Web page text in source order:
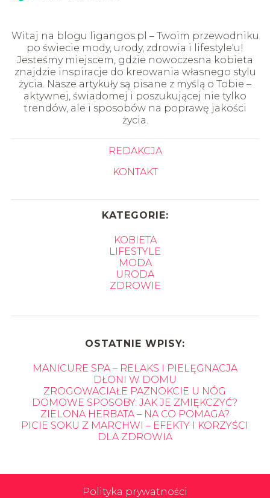
Witaj na blogu ligangos.pl – Twoim przewodniku
po świecie mody, urody, zdrowia i lifestyle'u!
Jesteśmy miejscem, gdzie nowoczesna kobieta
znajdzie inspiracje do kreowania własnego stylu
życia. Nasze artykuły są pisane z myślą o Tobie –
aktywnej, świadomej i poszukującej nie tylko
trendów, ale i sposobów na poprawę jakości
życia.
REDAKCJA
KONTAKT
KATEGORIE:
KOBIETA
LIFESTYLE
MODA
URODA
ZDROWIE
OSTATNIE WPISY:
MANICURE SPA – RELAKS I PIELĘGNACJA
DŁONI W DOMU
ZROGOWACIAŁE PAZNOKCIE U NÓG
DOMOWE SPOSOBY: JAK JE ZMIĘKCZYĆ?
ZIELONA HERBATA – NA CO POMAGA?
PICIE SOKU Z MARCHWI – EFEKTY I KORZYŚCI
DLA ZDROWIA
Polityka prywatności